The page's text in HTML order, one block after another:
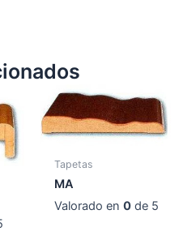
Tapetas
MA
Valorado en0 de 5